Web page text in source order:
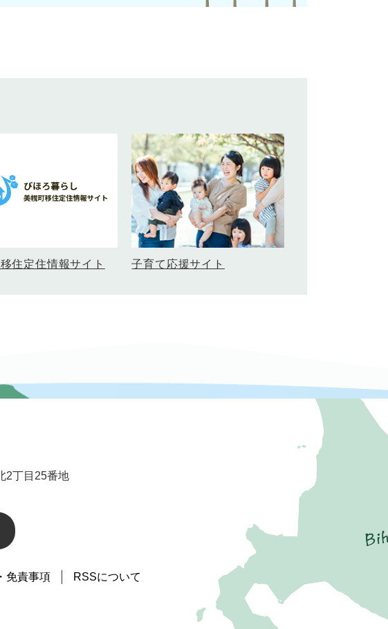
住定住情報サイト 子育て応援サイト
2丁目25番地
免責事項 RSSについて